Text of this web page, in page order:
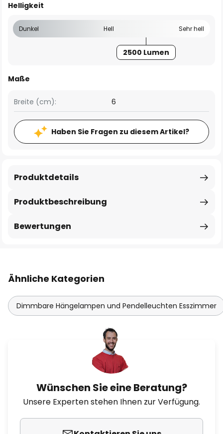
Helligkeit
Dunkel Hell Sehr hell
2500 Lumen
Maße
Breite (cm): 6
Haben Sie Fragen zu diesem Artikel?
Produktbeschreibung
Produktdetails
Bewertungen
Ähnliche Kategorien
Dimmbare Hängelampen und Pendelleuchten Esszimmer
Wünschen Sie eine Beratung?
Unsere Experten stehen Ihnen zur Verfügung.